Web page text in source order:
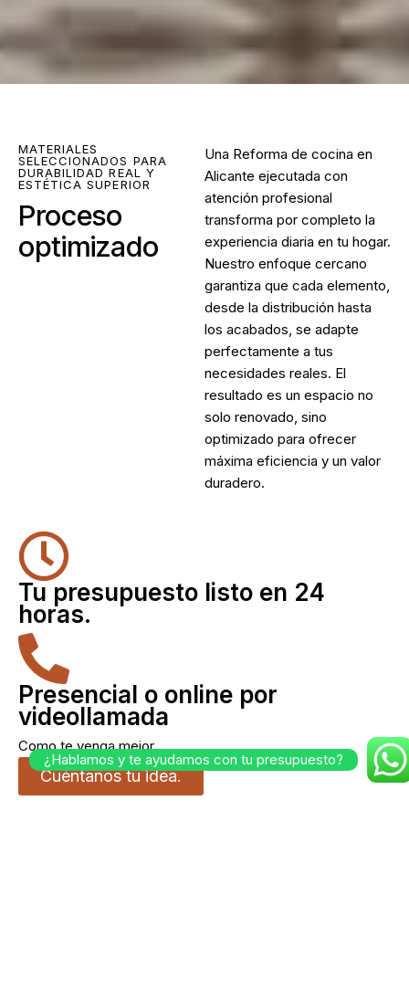
MATERIALES
SELECCIONADOS PARA
DURABILIDAD REAL Y
ESTÉTICA SUPERIOR
Proceso
optimizado
Una Reforma de cocina en
Alicante ejecutada con
atención profesional
transforma por completo la
experiencia diaria en tu hogar.
Nuestro enfoque cercano
garantiza que cada elemento,
desde la distribución hasta
los acabados, se adapte
perfectamente a tus
necesidades reales. El
resultado es un espacio no
solo renovado, sino
optimizado para ofrecer
máxima eficiencia y un valor
duradero.
Tu presupuesto listo en 24
horas.
Presencial o online por
videollamada
Como te venga mejor.
Cuéntanos tu idea.
¿Hablamos y te ayudamos con tu presupuesto?